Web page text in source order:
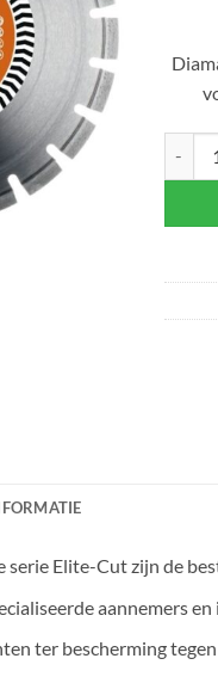
serie Elite-Cut zijn de
aannemers
ter bescherming